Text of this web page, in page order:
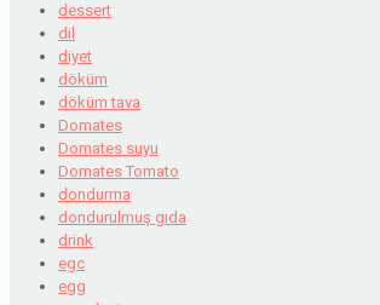
dessert
dil
diyet
döküm
döküm tava
Domates
Domates suyu
Domates Tomato
dondurma
dondurulmuş gıda
drink
egc
egg